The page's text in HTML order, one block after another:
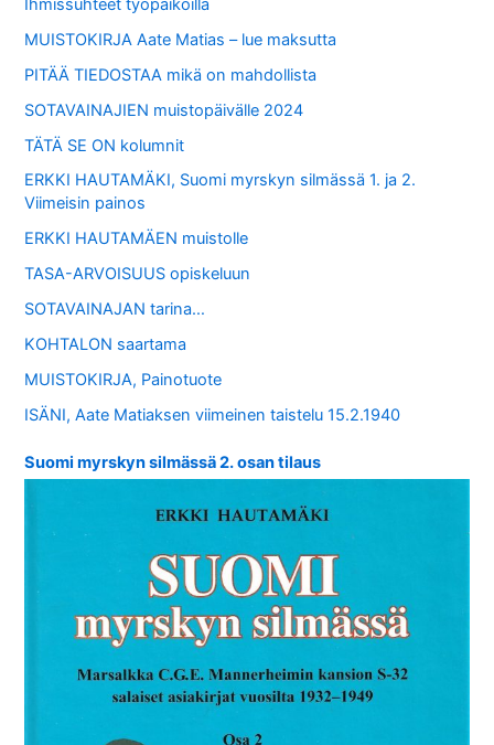
Ihmissuhteet työpaikoilla
MUISTOKIRJA Aate Matias – lue maksutta
PITÄÄ TIEDOSTAA mikä on mahdollista
SOTAVAINAJIEN muistopäivälle 2024
TÄTÄ SE ON kolumnit
ERKKI HAUTAMÄKI, Suomi myrskyn silmässä 1. ja 2.
Viimeisin painos
ERKKI HAUTAMÄEN muistolle
TASA-ARVOISUUS opiskeluun
SOTAVAINAJAN tarina…
KOHTALON saartama
MUISTOKIRJA, Painotuote
ISÄNI, Aate Matiaksen viimeinen taistelu 15.2.1940
Suomi myrskyn silmässä 2. osan tilaus